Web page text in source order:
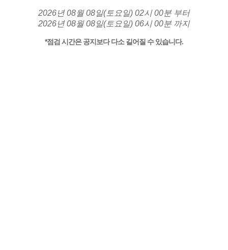
2026년 08월 08일(토요일) 02시 00분 부터
2026년 08월 08일(토요일) 06시 00분 까지
*점검 시간은 공지보다 다소 길어질 수 있습니다.